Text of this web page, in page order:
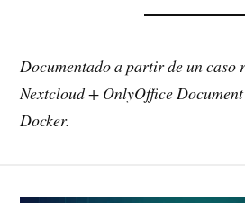
Documentado a partir de un caso
Nextcloud + OnlyOffice
Docker.